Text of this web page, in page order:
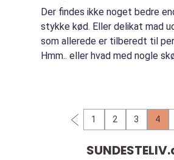
Der findes ikke noget bedre
stykke kød. Eller delikat mad
som allerede er tilberedt til
Hmm.. eller hvad med nogle
1 2 3 4
SUNDESTELIV.